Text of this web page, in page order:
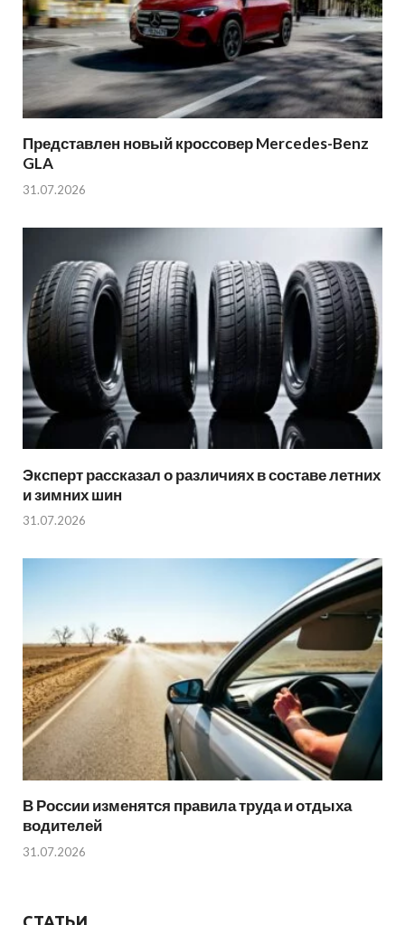
Представлен новый кроссовер Mercedes-Benz
GLA
31.07.2026
Эксперт рассказал о различиях в составе летних
и зимних шин
31.07.2026
В России изменятся правила труда и отдыха
водителей
31.07.2026
СТАТЬИ